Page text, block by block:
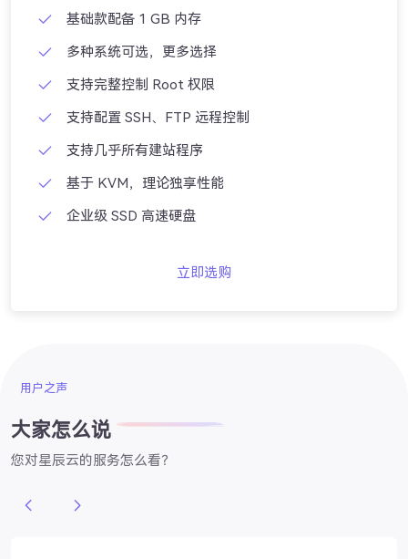
基础款配备 1 GB 内存
多种系统可选，更多选择
支持完整控制 Root 权限
支持配置 SSH、FTP 远程控制
支持几乎所有建站程序
基于 KVM，理论独享性能
企业级 SSD 高速硬盘
立即选购
用户之声
大家怎么说
您对星辰云的服务怎么看？